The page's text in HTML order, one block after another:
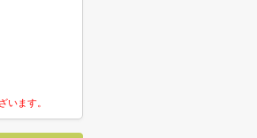
います。